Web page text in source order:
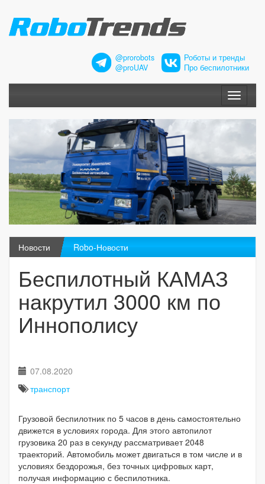
@prorobots
@proUAV
Роботы и тренды
Про беспилотники
Меню
Новости Robo-Новости
Беспилотный КАМАЗ
накрутил 3000 км по
Иннополису
07.08.2020
транспорт
Грузовой беспилотник по 5 часов в день самостоятельно
движется в условиях города. Для этого автопилот
грузовика 20 раз в секунду рассматривает 2048
траекторий. Автомобиль может двигаться в том числе и в
условиях бездорожья, без точных цифровых карт,
получая информацию с беспилотника.